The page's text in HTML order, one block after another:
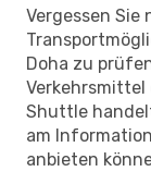
Vergessen Sie
Doha zu
Verkehrsmittel
Shuttle
am
anbieten